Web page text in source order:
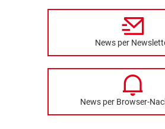
News per
News per Browser-